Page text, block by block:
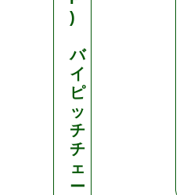
)
バ
イ
ピ
ッ
チ
チ
ェ
ー